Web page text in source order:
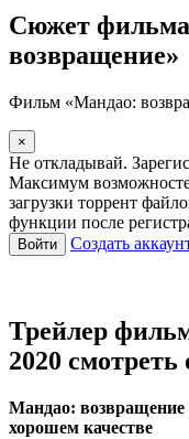
Сюжет
возвращение»
Фильм «Мандао:
×
Не откладывай.
Максимум
загрузки торрент
функции после
Войти Создать
Трейлер
2020 смотреть
Мандао: возвращение
хорошем качестве